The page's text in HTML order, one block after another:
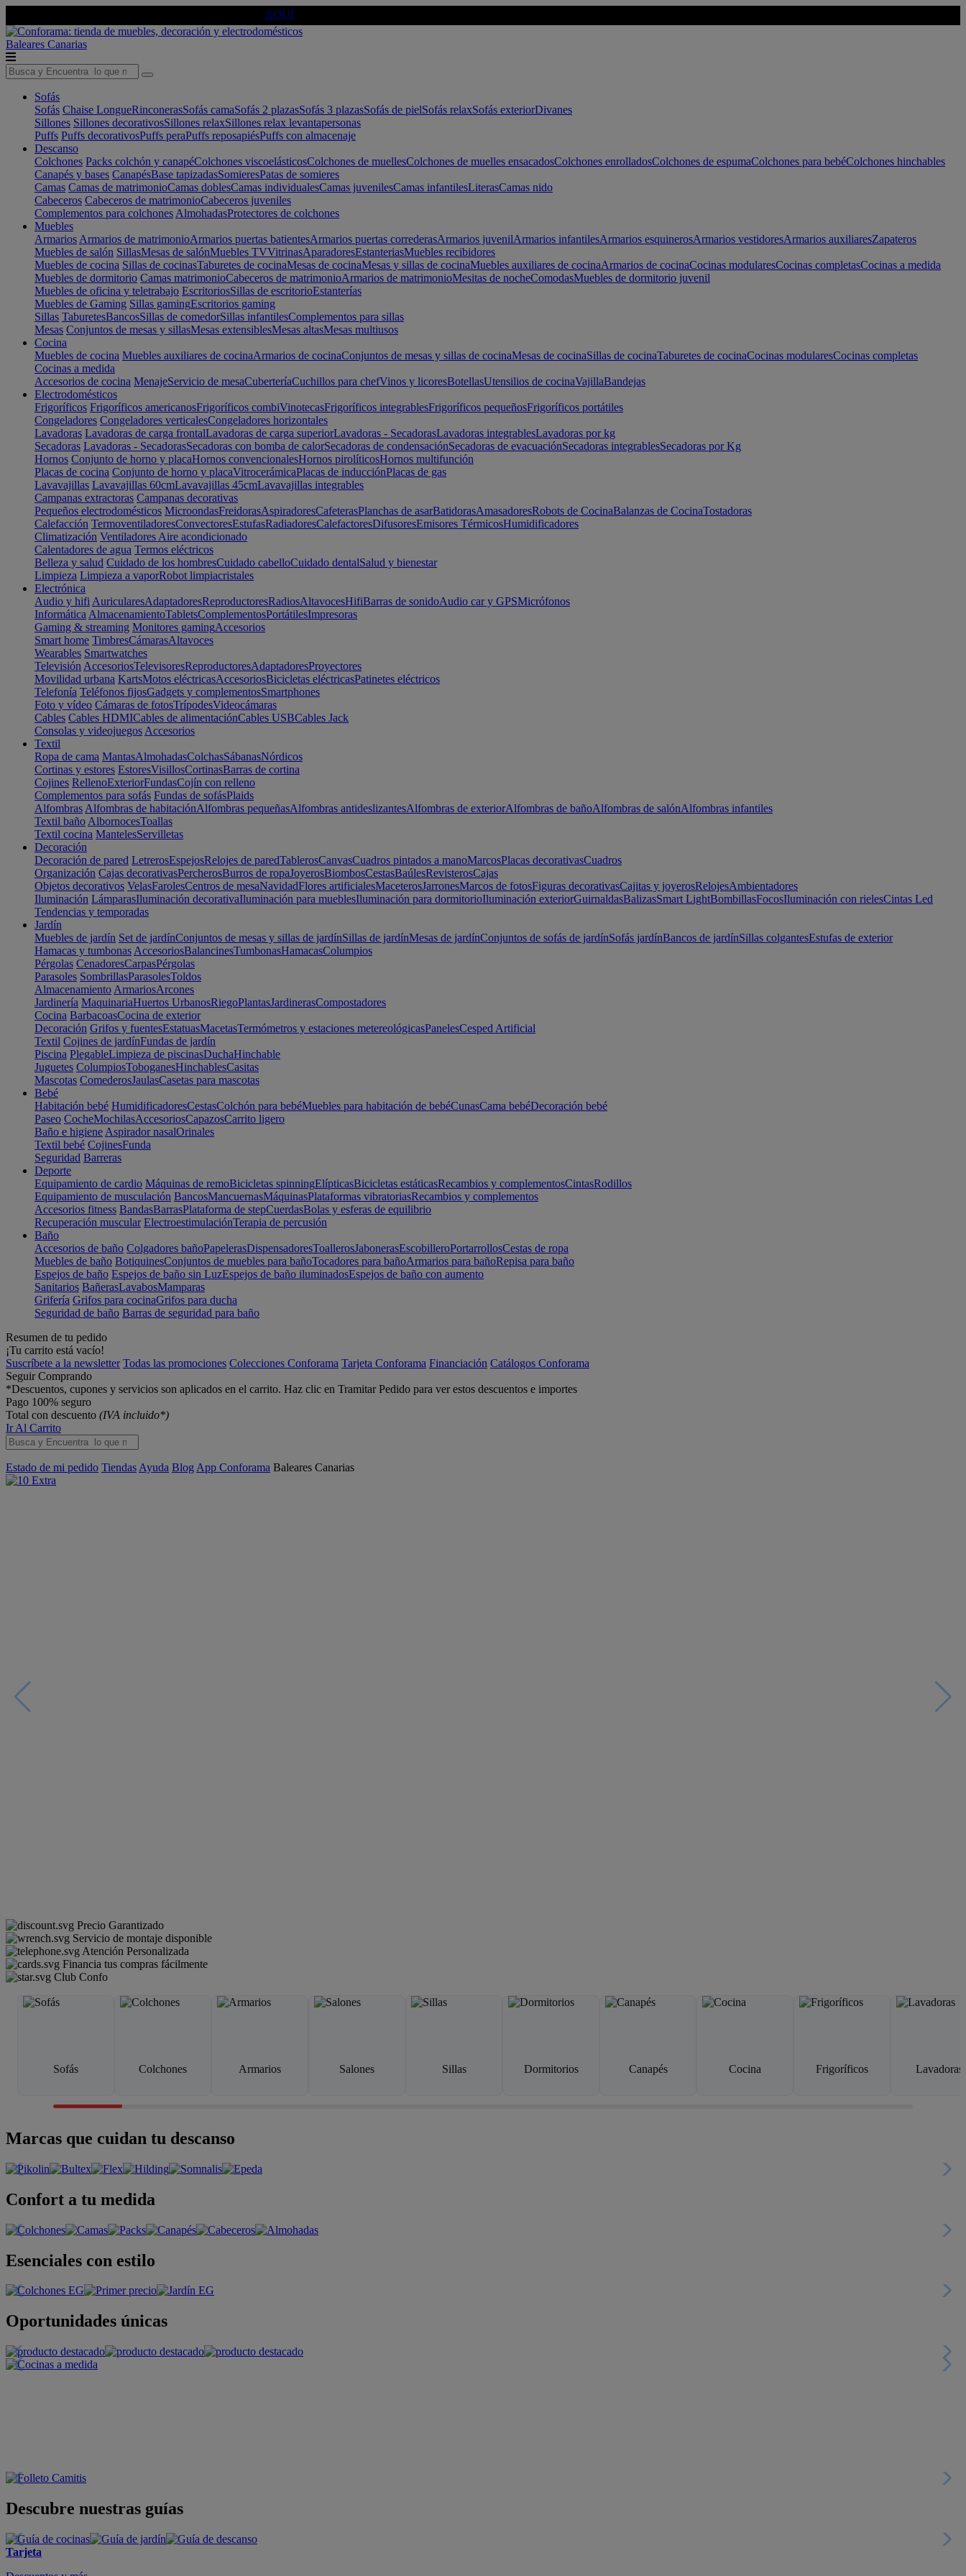
AQUÍ
Baleares Canarias
Sofás
Sofás Chaise LongueRinconerasSofás camaSofás 2 plazasSofás 3 plazasSofás de pielSofás relaxSofás exteriorDivanes
Sillones Sillones decorativosSillones relaxSillones relax levantapersonas
Puffs Puffs decorativosPuffs peraPuffs reposapiésPuffs con almacenaje
Descanso
Colchones Packs colchón y canapéColchones viscoelásticosColchones de muellesColchones de muelles ensacadosColchones enrolladosColchones de espumaColchones para bebéColchones hinchables
Canapés y bases CanapésBase tapizadasSomieresPatas de somieres
Camas Camas de matrimonioCamas doblesCamas individualesCamas juvenilesCamas infantilesLiterasCamas nido
Cabeceros Cabeceros de matrimonioCabeceros juveniles
Complementos para colchones AlmohadasProtectores de colchones
Muebles
Armarios Armarios de matrimonioArmarios puertas batientesArmarios puertas correderasArmarios juvenilArmarios infantilesArmarios esquinerosArmarios vestidoresArmarios auxiliaresZapateros
Muebles de salón SillasMesas de salónMuebles TVVitrinasAparadoresEstanteriasMuebles recibidores
Muebles de cocina Sillas de cocinasTaburetes de cocinaMesas de cocinaMesas y sillas de cocinaMuebles auxiliares de cocinaArmarios de cocinaCocinas modularesCocinas completasCocinas a medida
Muebles de dormitorio Camas matrimonioCabeceros de matrimonioArmarios de matrimonioMesitas de nocheComodasMuebles de dormitorio juvenil
Muebles de oficina y teletrabajo EscritoriosSillas de escritorioEstanterías
Muebles de Gaming Sillas gamingEscritorios gaming
Sillas TaburetesBancosSillas de comedorSillas infantilesComplementos para sillas
Mesas Conjuntos de mesas y sillasMesas extensiblesMesas altasMesas multiusos
Cocina
Muebles de cocina Muebles auxiliares de cocinaArmarios de cocinaConjuntos de mesas y sillas de cocinaMesas de cocinaSillas de cocinaTaburetes de cocinaCocinas modularesCocinas completas
Cocinas a medida
Accesorios de cocina MenajeServicio de mesaCuberteríaCuchillos para chefVinos y licoresBotellasUtensilios de cocinaVajillaBandejas
Electrodomésticos
Frigoríficos Frigoríficos americanosFrigoríficos combiVinotecasFrigoríficos integrablesFrigoríficos pequeñosFrigoríficos portátiles
Congeladores Congeladores verticalesCongeladores horizontales
Lavadoras Lavadoras de carga frontalLavadoras de carga superiorLavadoras - SecadorasLavadoras integrablesLavadoras por kg
Secadoras Lavadoras - SecadorasSecadoras con bomba de calorSecadoras de condensaciónSecadoras de evacuaciónSecadoras integrablesSecadoras por Kg
Hornos Conjunto de horno y placaHornos convencionalesHornos pirolíticosHornos multifunción
Placas de cocina Conjunto de horno y placaVitrocerámicaPlacas de inducciónPlacas de gas
Lavavajillas Lavavajillas 60cmLavavajillas 45cmLavavajillas integrables
Campanas extractoras Campanas decorativas
Pequeños electrodomésticos MicroondasFreidorasAspiradoresCafeterasPlanchas de asarBatidorasAmasadoresRobots de CocinaBalanzas de CocinaTostadoras
Calefacción TermoventiladoresConvectoresEstufasRadiadoresCalefactoresDifusoresEmisores TérmicosHumidificadores
Climatización Ventiladores Aire acondicionado
Calentadores de agua Termos eléctricos
Belleza y salud Cuidado de los hombresCuidado cabelloCuidado dentalSalud y bienestar
Limpieza Limpieza a vaporRobot limpiacristales
Electrónica
Audio y hifi AuricularesAdaptadoresReproductoresRadiosAltavocesHifiBarras de sonidoAudio car y GPSMicrófonos
Informática AlmacenamientoTabletsComplementosPortátilesImpresoras
Gaming & streaming Monitores gamingAccesorios
Smart home TimbresCámarasAltavoces
Wearables Smartwatches
Televisión AccesoriosTelevisoresReproductoresAdaptadoresProyectores
Movilidad urbana KartsMotos eléctricasAccesoriosBicicletas eléctricasPatinetes eléctricos
Telefonía Teléfonos fijosGadgets y complementosSmartphones
Foto y vídeo Cámaras de fotosTrípodesVideocámaras
Cables Cables HDMICables de alimentaciónCables USBCables Jack
Consolas y videojuegos Accesorios
Textil
Ropa de cama MantasAlmohadasColchasSábanasNórdicos
Cortinas y estores EstoresVisillosCortinasBarras de cortina
Cojines RellenoExteriorFundasCojín con relleno
Complementos para sofás Fundas de sofásPlaids
Alfombras Alfombras de habitaciónAlfombras pequeñasAlfombras antideslizantesAlfombras de exteriorAlfombras de bañoAlfombras de salónAlfombras infantiles
Textil baño AlbornocesToallas
Textil cocina MantelesServilletas
Decoración
Decoración de pared LetrerosEspejosRelojes de paredTablerosCanvasCuadros pintados a manoMarcosPlacas decorativasCuadros
Organización Cajas decorativasPercherosBurros de ropaJoyerosBiombosCestasBaúlesRevisterosCajas
Objetos decorativos VelasFarolesCentros de mesaNavidadFlores artificialesMaceterosJarronesMarcos de fotosFiguras decorativasCajitas y joyerosRelojesAmbientadores
Iluminación LámparasIluminación decorativaIluminación para mueblesIluminación para dormitorioIluminación exteriorGuirnaldasBalizasSmart LightBombillasFocosIluminación con rielesCintas Led
Tendencias y temporadas
Jardín
Muebles de jardín Set de jardínConjuntos de mesas y sillas de jardínSillas de jardínMesas de jardínConjuntos de sofás de jardínSofás jardínBancos de jardínSillas colgantesEstufas de exterior
Hamacas y tumbonas AccesoriosBalancinesTumbonasHamacasColumpios
Pérgolas CenadoresCarpasPérgolas
Parasoles SombrillasParasolesToldos
Almacenamiento ArmariosArcones
Jardinería MaquinariaHuertos UrbanosRiegoPlantasJardinerasCompostadores
Cocina BarbacoasCocina de exterior
Decoración Grifos y fuentesEstatuasMacetasTermómetros y estaciones metereológicasPanelesCesped Artificial
Textil Cojines de jardínFundas de jardín
Piscina PlegableLimpieza de piscinasDuchaHinchable
Juguetes ColumpiosToboganesHinchablesCasitas
Mascotas ComederosJaulasCasetas para mascotas
Bebé
Habitación bebé HumidificadoresCestasColchón para bebéMuebles para habitación de bebéCunasCama bebéDecoración bebé
Paseo CocheMochilasAccesoriosCapazosCarrito ligero
Baño e higiene Aspirador nasalOrinales
Textil bebé CojinesFunda
Seguridad Barreras
Deporte
Equipamiento de cardio Máquinas de remoBicicletas spinningElípticasBicicletas estáticasRecambios y complementosCintasRodillos
Equipamiento de musculación BancosMancuernasMáquinasPlataformas vibratoriasRecambios y complementos
Accesorios fitness BandasBarrasPlataforma de stepCuerdasBolas y esferas de equilibrio
Recuperación muscular ElectroestimulaciónTerapia de percusión
Baño
Accesorios de baño Colgadores bañoPapelerasDispensadoresToallerosJabonerasEscobilleroPortarrollosCestas de ropa
Muebles de baño BotiquinesConjuntos de muebles para bañoTocadores para bañoArmarios para bañoRepisa para baño
Espejos de baño Espejos de baño sin LuzEspejos de baño iluminadosEspejos de baño con aumento
Sanitarios BañerasLavabosMamparas
Grifería Grifos para cocinaGrifos para ducha
Seguridad de baño Barras de seguridad para baño
Resumen de tu pedido
¡Tu carrito está vacío!
Suscríbete a la newsletter Todas las promociones Colecciones Conforama Tarjeta Conforama Financiación Catálogos Conforama
Seguir Comprando
*Descuentos, cupones y servicios son aplicados en el carrito. Haz clic en Tramitar Pedido para ver estos descuentos e importes
Pago 100% seguro
Total con descuento (IVA incluido*)
Ir Al Carrito
Estado de mi pedido Tiendas Ayuda Blog App Conforama Baleares Canarias
Precio Garantizado
Servicio de montaje disponible
Atención Personalizada
Financia tus compras fácilmente
Club Confo
Sofás Colchones Armarios Salones Sillas Dormitorios Canapés Cocina Frigoríficos Lavadoras
Marcas que cuidan tu descanso
Confort a tu medida
Esenciales con estilo
Oportunidades únicas
Descubre nuestras guías
Tarjeta